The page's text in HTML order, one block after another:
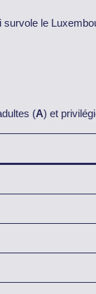
survole le
(A) et